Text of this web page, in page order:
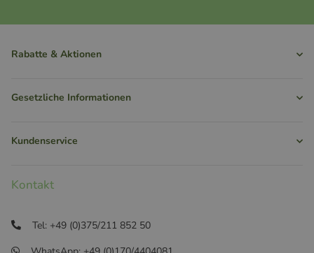
Rabatte & Aktionen
Gesetzliche Informationen
Kundenservice
Kontakt
Tel: +49 (0)375/211 852 50